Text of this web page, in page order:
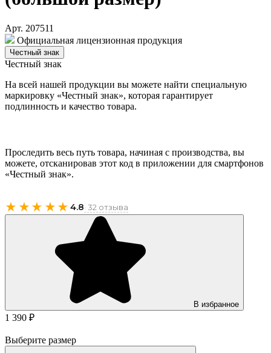
Арт. 207511
Официальная лицензионная продукция
Честный знак
Честный знак
На всей нашей продукции вы можете найти специальную
маркировку «Честный знак», которая гарантирует
подлинность и качество товара.
Проследить весь путь товара, начиная с производства, вы
можете, отсканировав этот код в приложении для смартфонов
«Честный знак».
★★★★★ 4.8· 32 отзыва
В избранное
1 390 ₽
Выберите размер